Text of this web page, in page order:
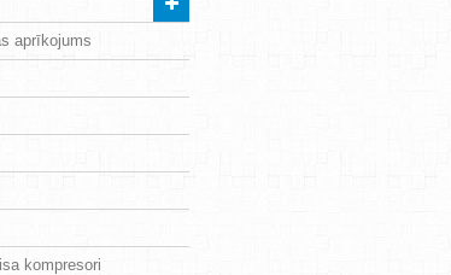
aprīkojums
kompresori